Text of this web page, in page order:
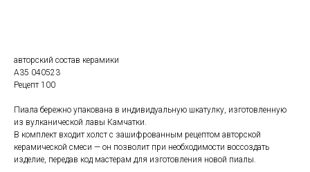
авторский состав керамики
A35 040523
Рецепт 100
Пиала бережно упакована в индивидуальную шкатулку, изготовленную
из вулканической лавы Камчатки.
В комплект входит холст с зашифрованным рецептом авторской
керамической смеси — он позволит при необходимости воссоздать
изделие, передав код мастерам для изготовления новой пиалы.